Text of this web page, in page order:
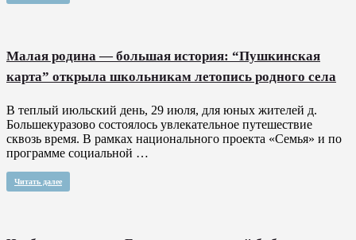
Малая родина — большая история: “Пушкинская
карта” открыла школьникам летопись родного села
В теплый июльский день, 29 июля, для юных жителей д.
Большекуразово состоялось увлекательное путешествие
сквозь время. В рамках национального проекта «Семья» и по
программе социальной …
Читать далее